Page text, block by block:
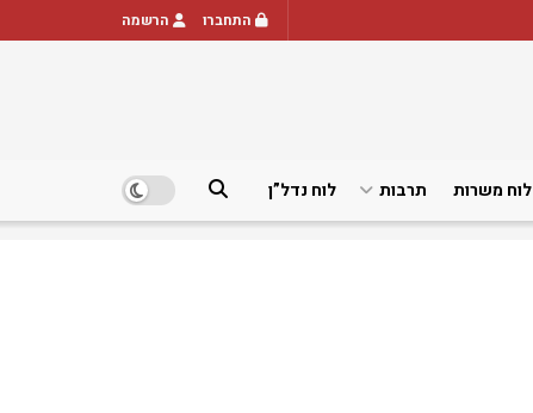
התחברו הרשמה
לוח משרות תרבות לוח נדל”ן